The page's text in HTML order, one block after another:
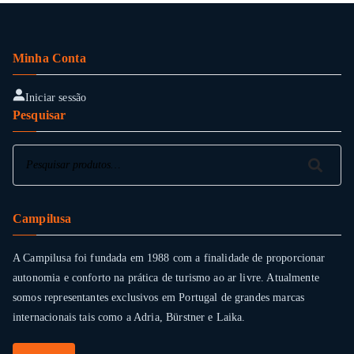
Minha Conta
Iniciar sessão
Pesquisar
Pesquisar
Campilusa
A Campilusa foi fundada em 1988 com a finalidade de proporcionar
autonomia e conforto na prática de turismo ao ar livre. Atualmente
somos representantes exclusivos em Portugal de grandes marcas
internacionais tais como a Adria, Bürstner e Laika.